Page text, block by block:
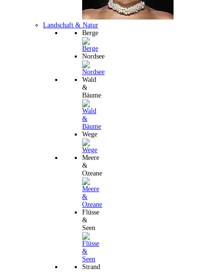
Landschaft & Natur
Berge
Nordsee
Wald
&
Bäume
Wege
Meere
&
Ozeane
Flüsse
&
Seen
Strand